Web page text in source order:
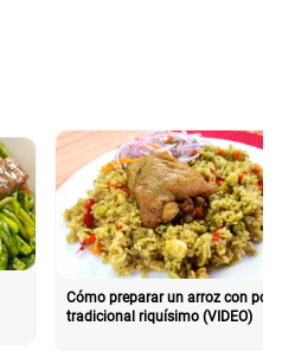
Cómo preparar un arroz con pollo
tradicional riquísimo (VIDEO)